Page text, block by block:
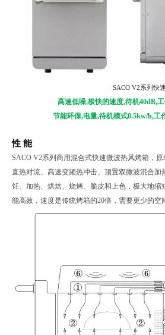
SACO V2系列快
高速低噪,极快的速度,待机40dB,工
节能环保,电量,待机模式0.5kw/h,工
性 能
SACO V2系列 商用混合式快速微波热风烤箱，原
直热对流、高速变频热冲击、顶置双微波混合加
饪、加热、烘焙、烧烤、脆皮和上色，极大地缩
能高效，速度是传统烤箱的20倍，需要更少的空